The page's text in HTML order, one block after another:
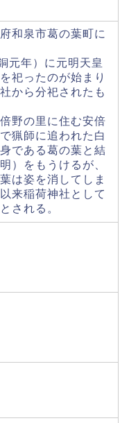
和泉市葛の葉町に
元年）に元明天皇
祀ったのが始まり
から分祀されたも
野の里に住む安倍
猟師に追われた白
である葛の葉と結
）をもうけるが、
は姿を消してしま
来稲荷神社として
される。